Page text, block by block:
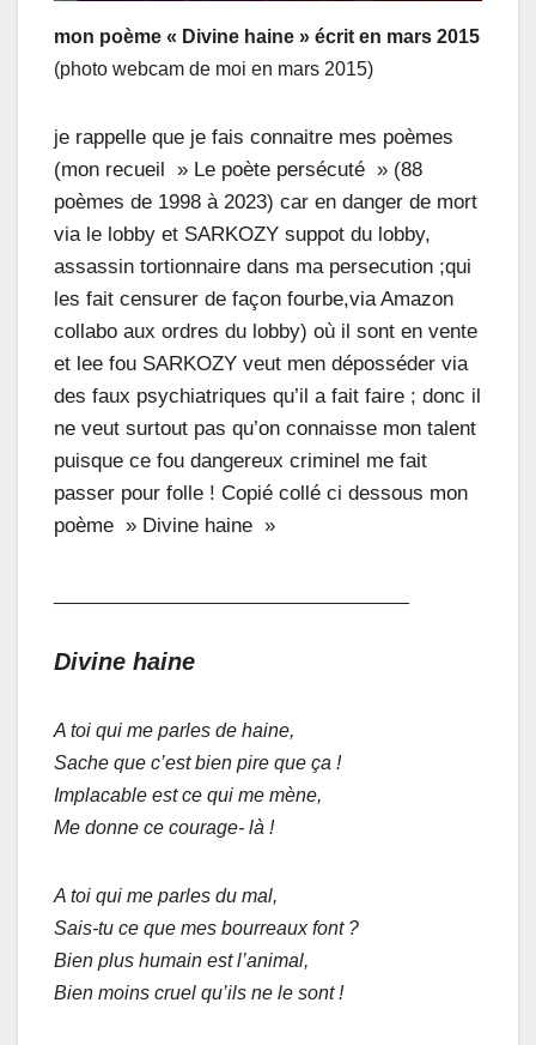
mon poème « Divine haine » écrit en mars 2015
(photo webcam de moi en mars 2015)
je rappelle que je fais connaitre mes poèmes
(mon recueil » Le poète persécuté » (88
poèmes de 1998 à 2023) car en danger de mort
via le lobby et SARKOZY suppot du lobby,
assassin tortionnaire dans ma persecution ;qui
les fait censurer de façon fourbe,via Amazon
collabo aux ordres du lobby) où il sont en vente
et lee fou SARKOZY veut men déposséder via
des faux psychiatriques qu’il a fait faire ; donc il
ne veut surtout pas qu’on connaisse mon talent
puisque ce fou dangereux criminel me fait
passer pour folle ! Copié collé ci dessous mon
poème » Divine haine »
Divine haine
A toi qui me parles de haine,
Sache que c’est bien pire que ça !
Implacable est ce qui me mène,
Me donne ce courage- là !
A toi qui me parles du mal,
Sais-tu ce que mes bourreaux font ?
Bien plus humain est l’animal,
Bien moins cruel qu’ils ne le sont !